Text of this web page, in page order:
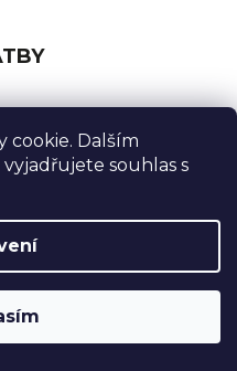
cookie. Dalším
souhlas s